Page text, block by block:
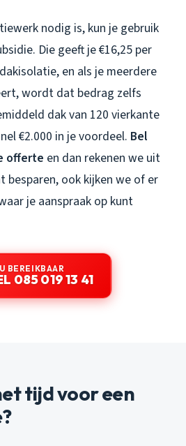
nodig is, kun je gebruik
Die geeft je €16,25 per
en als je meerdere
wordt dat bedrag zelfs
dak van 120 vierkante
€2.000 in je voordeel. Bel
offerte en dan rekenen we uit
besparen, ook kijken we of er
je aanspraak op kunt
BEREIKBAAR
085 019 13 41
tijd voor een